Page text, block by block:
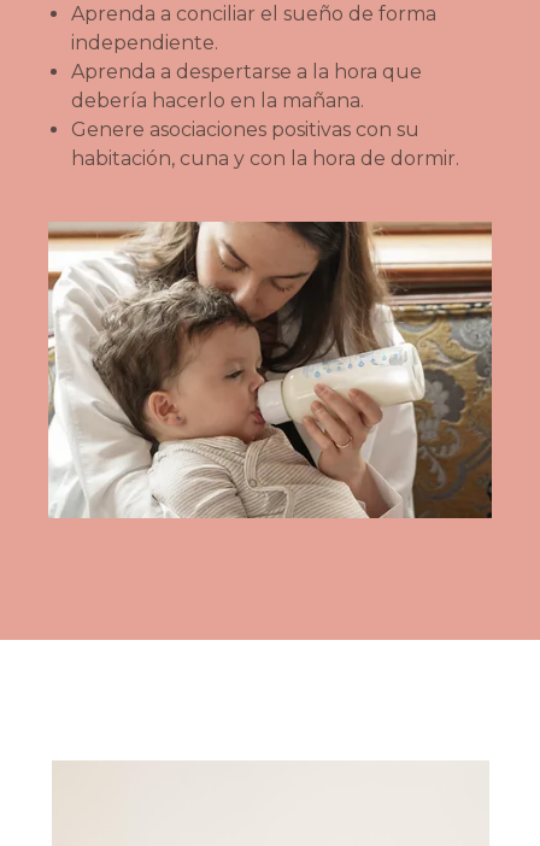
Aprenda a conciliar el sueño de forma
independiente.
Aprenda a despertarse a la hora que
debería hacerlo en la mañana.
Genere asociaciones positivas con su
habitación, cuna y con la hora de dormir.